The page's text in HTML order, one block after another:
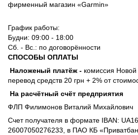
фирменный магазин «Garmin»
График работы:
Будни: 09:00 - 18:00
Сб. - Вс.: по договорённости
СПОСОБЫ ОПЛАТЫ
Наложеный платёж - комиссия Новой
перевод средств 20 грн + 2% от
На расчётный счёт предприятия
ФЛП Филимонов Виталий Михайлович
Счет получателя в формате IBAN:
26007050276233, в ПАО КБ